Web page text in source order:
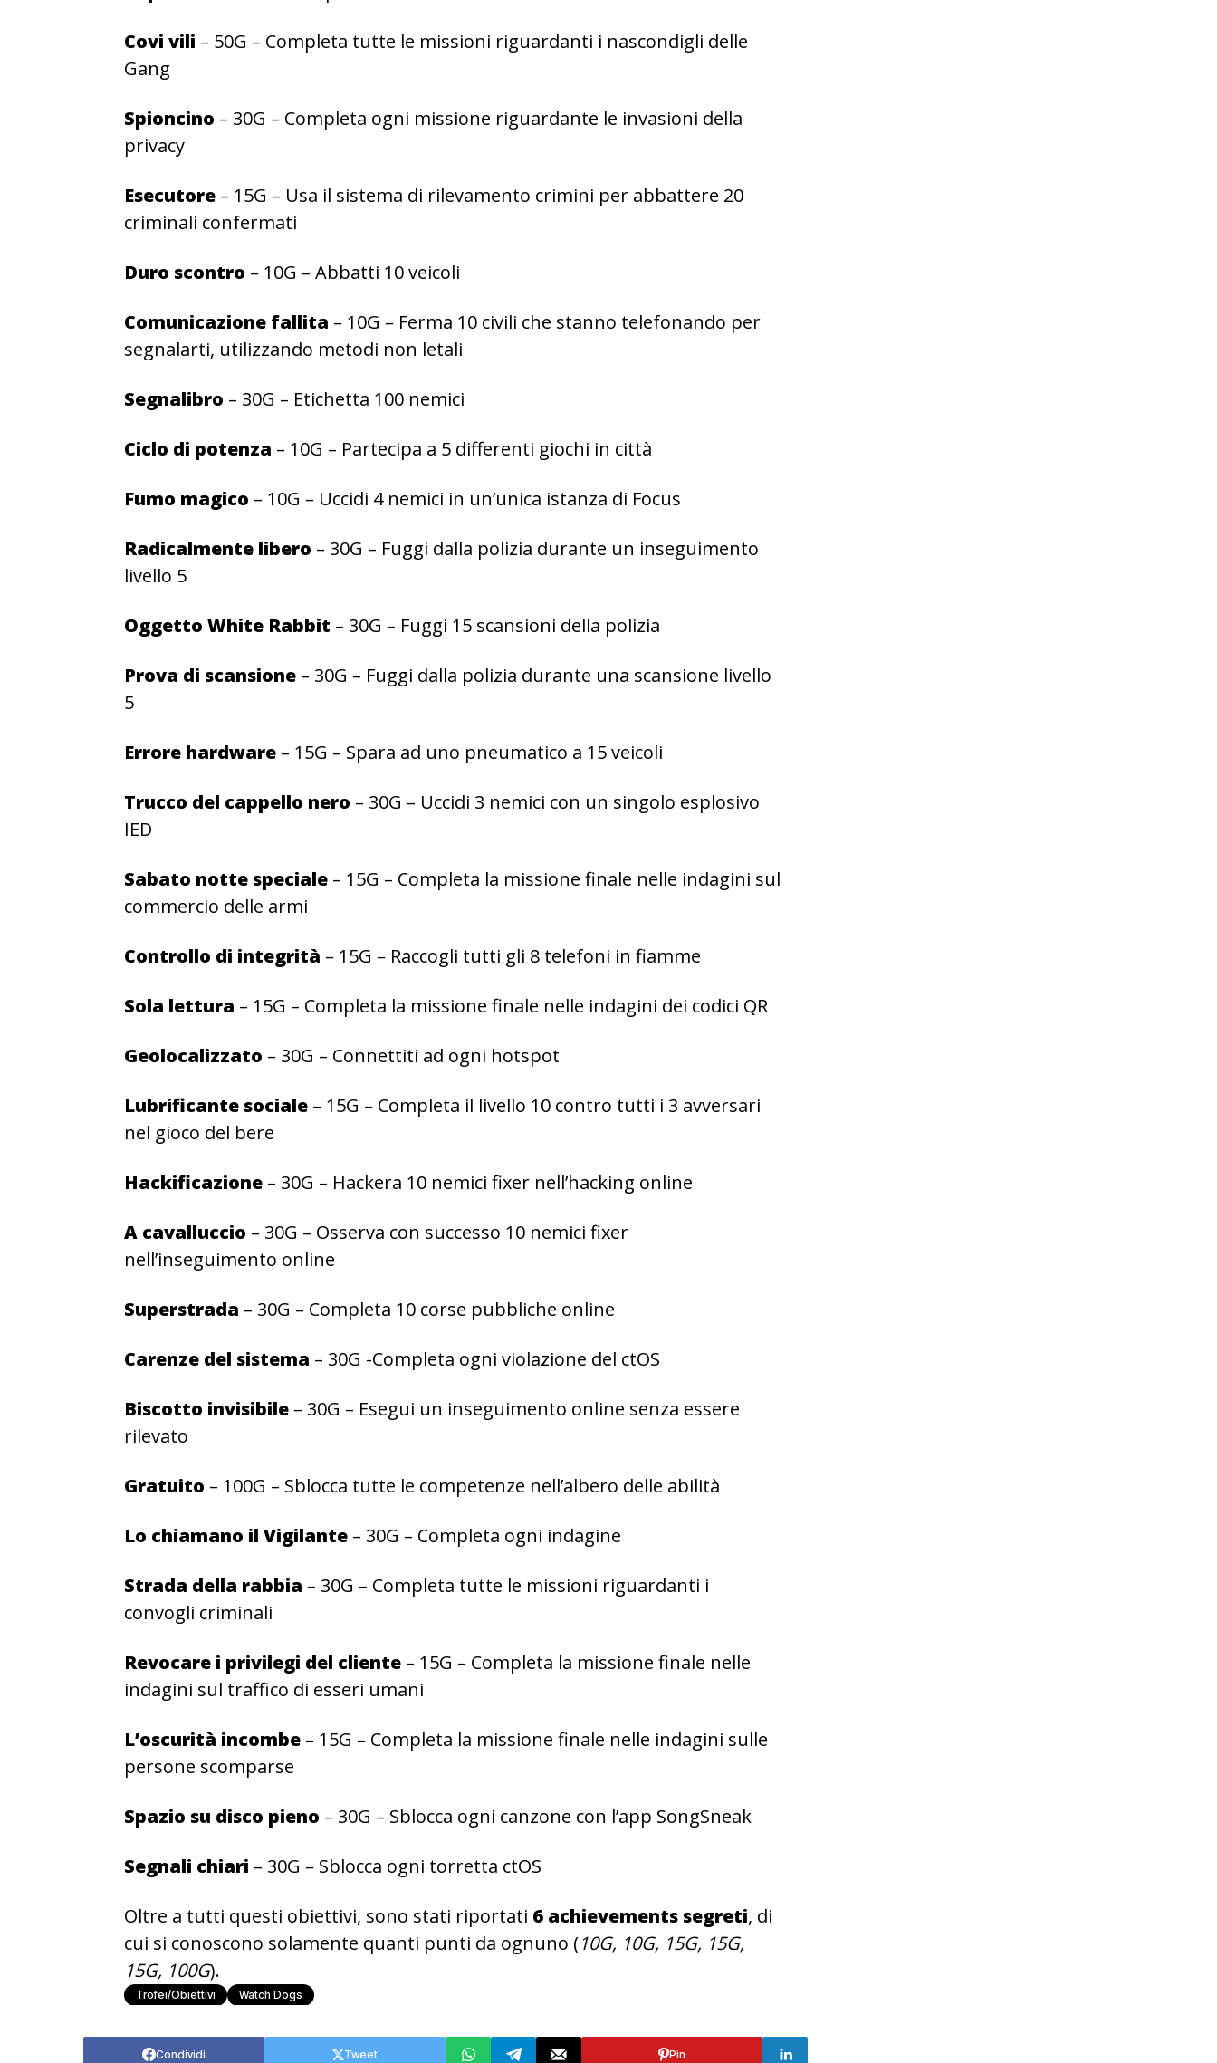
Covi vili – 50G – Completa tutte le missioni riguardanti i nascondigli delle
Gang
Spioncino – 30G – Completa ogni missione riguardante le invasioni della
privacy
Esecutore – 15G – Usa il sistema di rilevamento crimini per abbattere 20
criminali confermati
Duro scontro – 10G – Abbatti 10 veicoli
Comunicazione fallita – 10G – Ferma 10 civili che stanno telefonando per
segnalarti, utilizzando metodi non letali
Segnalibro – 30G – Etichetta 100 nemici
Ciclo di potenza – 10G – Partecipa a 5 differenti giochi in città
Fumo magico – 10G – Uccidi 4 nemici in un’unica istanza di Focus
Radicalmente libero – 30G – Fuggi dalla polizia durante un inseguimento
livello 5
Oggetto White Rabbit – 30G – Fuggi 15 scansioni della polizia
Prova di scansione – 30G – Fuggi dalla polizia durante una scansione livello
5
Errore hardware – 15G – Spara ad uno pneumatico a 15 veicoli
Trucco del cappello nero – 30G – Uccidi 3 nemici con un singolo esplosivo
IED
Sabato notte speciale – 15G – Completa la missione finale nelle indagini sul
commercio delle armi
Controllo di integrità – 15G – Raccogli tutti gli 8 telefoni in fiamme
Sola lettura – 15G – Completa la missione finale nelle indagini dei codici QR
Geolocalizzato – 30G – Connettiti ad ogni hotspot
Lubrificante sociale – 15G – Completa il livello 10 contro tutti i 3 avversari
nel gioco del bere
Hackificazione – 30G – Hackera 10 nemici fixer nell’hacking online
A cavalluccio – 30G – Osserva con successo 10 nemici fixer
nell’inseguimento online
Superstrada – 30G – Completa 10 corse pubbliche online
Carenze del sistema – 30G -Completa ogni violazione del ctOS
Biscotto invisibile – 30G – Esegui un inseguimento online senza essere
rilevato
Gratuito – 100G – Sblocca tutte le competenze nell’albero delle abilità
Lo chiamano il Vigilante – 30G – Completa ogni indagine
Strada della rabbia – 30G – Completa tutte le missioni riguardanti i
convogli criminali
Revocare i privilegi del cliente – 15G – Completa la missione finale nelle
indagini sul traffico di esseri umani
L’oscurità incombe – 15G – Completa la missione finale nelle indagini sulle
persone scomparse
Spazio su disco pieno – 30G – Sblocca ogni canzone con l’app SongSneak
Segnali chiari – 30G – Sblocca ogni torretta ctOS
Oltre a tutti questi obiettivi, sono stati riportati 6 achievements segreti, di
cui si conoscono solamente quanti punti da ognuno (10G, 10G, 15G, 15G,
15G, 100G).
Trofei/Obiettivi Watch Dogs
Condividi Tweet Pin